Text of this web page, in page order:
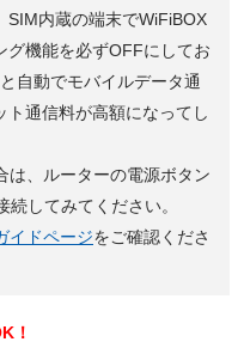
SIM内蔵の端末でWiFiBOX
グ機能を必ずOFFにしてお
自動でモバイルデータ通
通信料が高額になってし
は、ルーターの電源ボタン
してみてください。
イドページをご確認くださ
！